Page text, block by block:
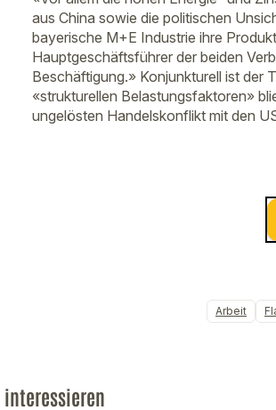
aus China sowie die politischen
bayerische M+E Industrie ihre
Hauptgeschäftsführer der beiden
Beschäftigung.» Konjunkturell ist der
«strukturellen Belastungsfaktoren»
ungelösten Handelskonflikt mit den
Arbeit
interessieren